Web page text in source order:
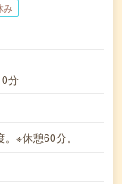
み
分
※休憩60分。